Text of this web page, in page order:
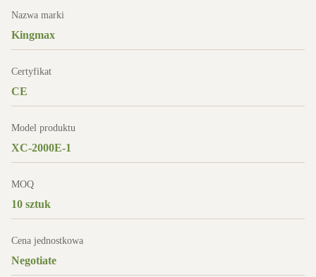
Nazwa marki
Kingmax
Certyfikat
CE
Model produktu
XC-2000E-1
MOQ
10 sztuk
Cena jednostkowa
Negotiate